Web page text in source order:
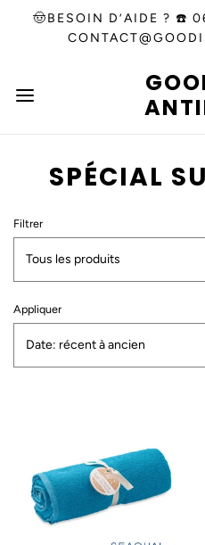
🤠BESOIN D’AIDE ? ☎️
SPÉCIAL
Filtrer
Tous les produits
Appliquer
Date: récent à ancien